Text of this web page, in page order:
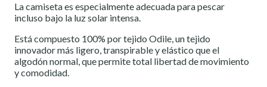
La camiseta es especialmente adecuada para pescar
incluso bajo la luz solar intensa.
Está compuesto 100% por tejido Odile, un tejido
innovador más ligero, transpirable y elástico que el
algodón normal, que permite total libertad de movimiento
y comodidad.